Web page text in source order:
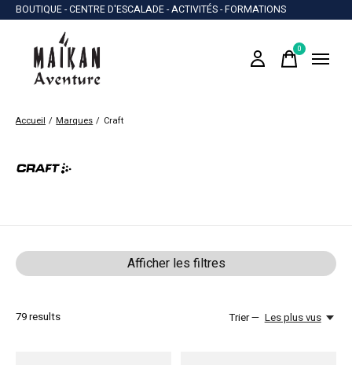
BOUTIQUE - CENTRE D'ESCALADE - ACTIVITÉS - FORMATIONS
0items
Accueil / Marques / Craft
Craft
Afficher les filtres
79results Trier — Les plus vus